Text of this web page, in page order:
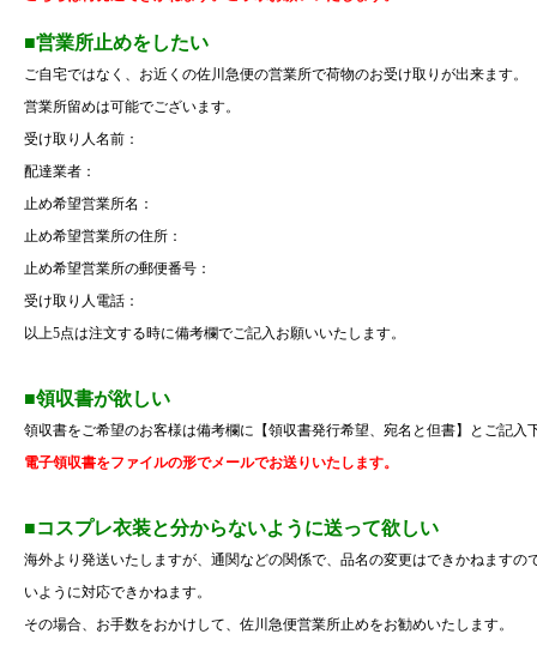
■営業所止めをしたい
ご自宅ではなく、お近くの佐川急便の営業所で荷物のお受け取りが出来ます。
営業所留めは可能でございます。
受け取り人名前：
配達業者：
止め希望営業所名 ：
止め希望営業所の住所：
止め希望営業所の郵便番号：
受け取り人電話：
以上5点は注文する時に備考欄でご記入お願いいたします。
■領収書が欲しい
領収書をご希望のお客様は備考欄に【領収書発行希望、宛名と但書】とご記入
電子領収書をファイルの形でメールでお送りいたします。
■コスプレ衣装と分からないように送って欲しい
海外より発送いたしますが、通関などの関係で、品名の変更はできかねますの
いように対応できかねます。
その場合、お手数をおかけして、佐川急便営業所止めをお勧めいたします。